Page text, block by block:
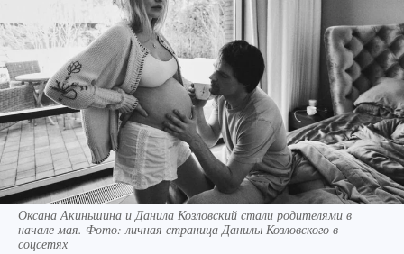
Оксана Акиньшина и Данила Козловский стали родителями в
начале мая. Фото: личная страница Данилы Козловского в
соцсетях